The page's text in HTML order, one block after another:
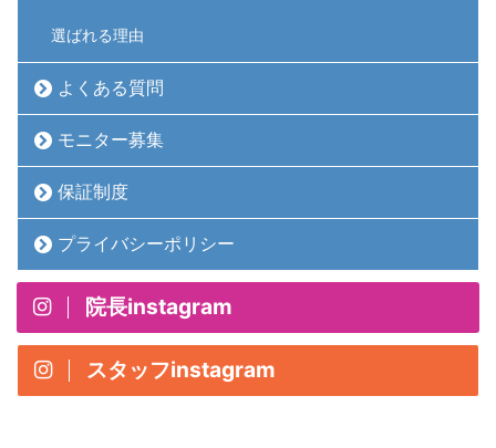
選ばれる理由
よくある質問
モニター募集
保証制度
プライバシーポリシー
院長instagram
スタッフinstagram